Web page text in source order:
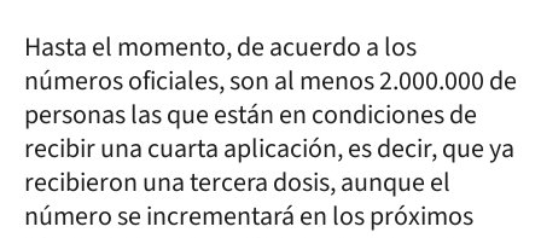
Hasta el momento, de acuerdo a los
números oficiales, son al menos 2.000.000 de
personas las que están en condiciones de
recibir una cuarta aplicación, es decir, que ya
recibieron una tercera dosis, aunque el
número se incrementará en los próximos